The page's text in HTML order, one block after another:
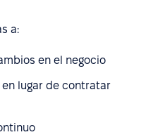
a:
en el negocio
lugar de contratar